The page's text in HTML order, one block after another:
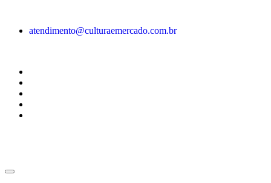
atendimento@culturaemercado.com.br